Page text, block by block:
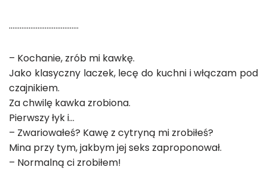
…………………………………
– Kochanie, zrób mi kawkę.
Jako klasyczny laczek, lecę do kuchni i włączam pod
czajnikiem.
Za chwilę kawka zrobiona.
Pierwszy łyk i…
– Zwariowałeś? Kawę z cytryną mi zrobiłeś?
Mina przy tym, jakbym jej seks zaproponował.
– Normalną ci zrobiłem!